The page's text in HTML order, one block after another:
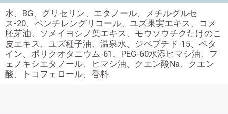
水、BG、グリセリン、エタノール、メチルグルセ
ス-20、ペンチレングリコール、ユズ果実エキス、コメ
胚芽油、ソメイヨシノ葉エキス、モウソウチクたけのこ
皮エキス、ユズ種子油、温泉水、ジペプチド-15、ベタ
イン、ポリクオタニウム-61、PEG-60水添ヒマシ油、フ
ェノキシエタノール、ヒマシ油、クエン酸Na、クエン
酸、トコフェロール、香料